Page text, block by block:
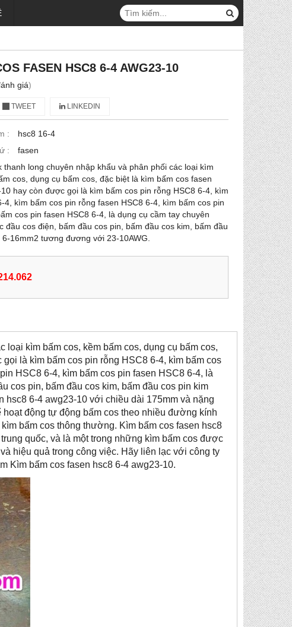
FASEN HSC8 6-4 AWG23-10
giá)
TWEET LINKEDIN
:
hsc8 16-4
:
fasen
thanh long chuyên nhập khẩu và phân phối các loại kìm
cos, dụng cụ bấm cos, đặc biệt là kìm bấm cos fasen
hay còn được gọi là kìm bấm cos pin rỗng HSC8 6-4, kìm
4, kìm bấm cos pin rỗng fasen HSC8 6-4, kìm bấm cos pin
cos pin fasen HSC8 6-4, là dụng cụ cầm tay chuyên
đầu cos điện, bấm đầu cos pin, bấm đầu cos kim, bấm đầu
16mm2 tương đương với 23-10AWG.
kìm bấm cos, kềm bấm cos, dụng cụ bấm cos,
là kìm bấm cos pin rỗng HSC8 6-4, kìm bấm cos
HSC8 6-4, kìm bấm cos pin fasen HSC8 6-4, là
cos pin, bấm đầu cos kim, bấm đầu cos pin kim
6-4 awg23-10 với chiều dài 175mm và nặng
động tự động bấm cos theo nhiều đường kính
bấm cos thông thường. Kìm bấm cos fasen hsc8
quốc, và là một trong những kìm bấm cos được
hiệu quả trong công việc. Hãy liên lạc với công ty
Kìm bấm cos fasen hsc8 6-4 awg23-10.